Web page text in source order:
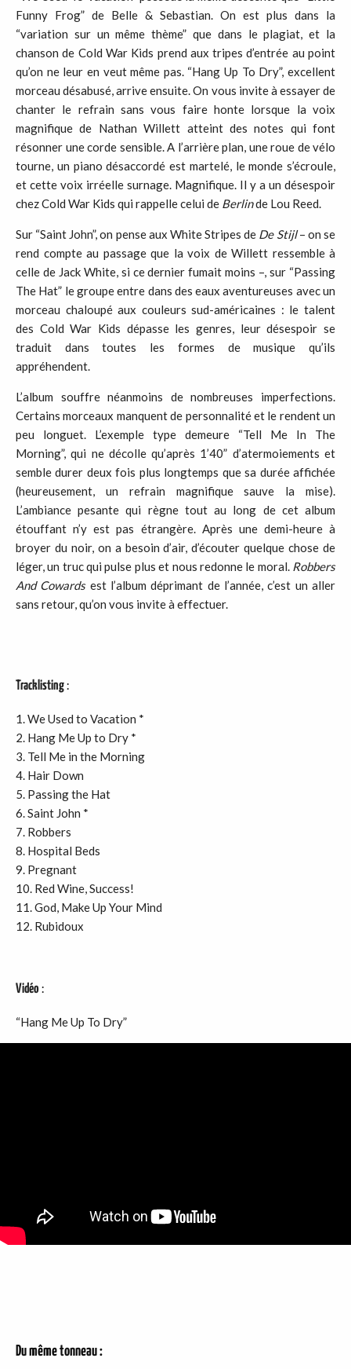
Funny Frog” de Belle & Sebastian. On est plus dans la
“variation sur un même thème” que dans le plagiat, et la
chanson de Cold War Kids prend aux tripes d’entrée au point
qu’on ne leur en veut même pas. “Hang Up To Dry”, excellent
morceau désabusé, arrive ensuite. On vous invite à essayer de
chanter le refrain sans vous faire honte lorsque la voix
magnifique de Nathan Willett atteint des notes qui font
résonner une corde sensible. A l’arrière plan, une roue de vélo
tourne, un piano désaccordé est martelé, le monde s’écroule,
et cette voix irréelle surnage. Magnifique. Il y a un désespoir
chez Cold War Kids qui rappelle celui de Berlinde Lou Reed.
Sur “Saint John”, on pense aux White Stripes de De Stijl– on se
rend compte au passage que la voix de Willett ressemble à
celle de Jack White, si ce dernier fumait moins –, sur “Passing
The Hat” le groupe entre dans des eaux aventureuses avec un
morceau chaloupé aux couleurs sud-américaines : le talent
des Cold War Kids dépasse les genres, leur désespoir se
traduit dans toutes les formes de musique qu’ils
appréhendent.
L’album souffre néanmoins de nombreuses imperfections.
Certains morceaux manquent de personnalité et le rendent un
peu longuet. L’exemple type demeure “Tell Me In The
Morning”, qui ne décolle qu’après 1’40” d’atermoiements et
semble durer deux fois plus longtemps que sa durée affichée
(heureusement, un refrain magnifique sauve la mise).
L’ambiance pesante qui règne tout au long de cet album
étouffant n’y est pas étrangère. Après une demi-heure à
broyer du noir, on a besoin d’air, d’écouter quelque chose de
léger, un truc qui pulse plus et nous redonne le moral. Robbers
And Cowardsest l’album déprimant de l’année, c’est un aller
sans retour, qu’on vous invite à effectuer.
Tracklisting:
1. We Used to Vacation *
2. Hang Me Up to Dry *
3. Tell Me in the Morning
4. Hair Down
5. Passing the Hat
6. Saint John *
7. Robbers
8. Hospital Beds
9. Pregnant
10. Red Wine, Success!
11. God, Make Up Your Mind
12. Rubidoux
Vidéo:
“Hang Me Up To Dry”
Du même tonneau :